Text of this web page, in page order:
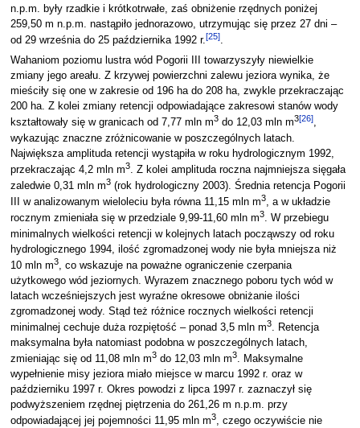
n.p.m. były rzadkie i krótkotrwałe, zaś obniżenie rzędnych poniżej
259,50 m n.p.m. nastąpiło jednorazowo, utrzymując się przez 27 dni –
od 29 września do 25 października 1992 r.[25].
Wahaniom poziomu lustra wód Pogorii III towarzyszyły niewielkie
zmiany jego areału. Z krzywej powierzchni zalewu jeziora wynika, że
mieściły się one w zakresie od 196 ha do 208 ha, zwykle przekraczając
200 ha. Z kolei zmiany retencji odpowiadające zakresowi stanów wody
kształtowały się w granicach od 7,77 mln m3do 12,03 mln m3[26],
wykazując znaczne zróżnicowanie w poszczególnych latach.
Największa amplituda retencji wystąpiła w roku hydrologicznym 1992,
przekraczając 4,2 mln m3. Z kolei amplituda roczna najmniejsza sięgała
zaledwie 0,31 mln m3(rok hydrologiczny 2003). Średnia retencja Pogorii
III w analizowanym wieloleciu była równa 11,15 mln m3, a w układzie
rocznym zmieniała się w przedziale 9,99-11,60 mln m3. W przebiegu
minimalnych wielkości retencji w kolejnych latach począwszy od roku
hydrologicznego 1994, ilość zgromadzonej wody nie była mniejsza niż
10 mln m3, co wskazuje na poważne ograniczenie czerpania
użytkowego wód jeziornych. Wyrazem znacznego poboru tych wód w
latach wcześniejszych jest wyraźne okresowe obniżanie ilości
zgromadzonej wody. Stąd też różnice rocznych wielkości retencji
minimalnej cechuje duża rozpiętość – ponad 3,5 mln m3. Retencja
maksymalna była natomiast podobna w poszczególnych latach,
zmieniając się od 11,08 mln m3do 12,03 mln m3. Maksymalne
wypełnienie misy jeziora miało miejsce w marcu 1992 r. oraz w
październiku 1997 r. Okres powodzi z lipca 1997 r. zaznaczył się
podwyższeniem rzędnej piętrzenia do 261,26 m n.p.m. przy
odpowiadającej jej pojemności 11,95 mln m3, czego oczywiście nie